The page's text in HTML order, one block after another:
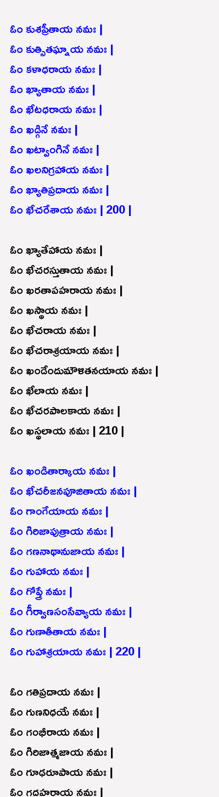
ఓం కుశప్రీతాయ నమః |
ఓం కుత్సితఘ్నాయ నమః |
ఓం కళాధరాయ నమః |
ఓం ఖ్యాతాయ నమః |
ఓం ఖేటధరాయ నమః |
ఓం ఖడ్గినే నమః |
ఓం ఖట్వాంగినే నమః |
ఓం ఖలనిగ్రహాయ నమః |
ఓం ఖ్యాతిప్రదాయ నమః |
ఓం ఖేచరేశాయ నమః | 200 |
ఓం ఖ్యాతేహాయ నమః |
ఓం ఖేచరస్తుతాయ నమః |
ఓం ఖరతాపహరాయ నమః |
ఓం ఖస్థాయ నమః |
ఓం ఖేచరాయ నమః |
ఓం ఖేచరాశ్రయాయ నమః |
ఓం ఖండేందుమౌళితనయాయ నమః |
ఓం ఖేలాయ నమః |
ఓం ఖేచరపాలకాయ నమః |
ఓం ఖస్థలాయ నమః | 210 |
ఓం ఖండితార్కాయ నమః |
ఓం ఖేచరీజనపూజితాయ నమః |
ఓం గాంగేయాయ నమః |
ఓం గిరిజాపుత్రాయ నమః |
ఓం గణనాథానుజాయ నమః |
ఓం గుహాయ నమః |
ఓం గోప్త్రే నమః |
ఓం గీర్వాణసంసేవ్యాయ నమః |
ఓం గుణాతీతాయ నమః |
ఓం గుహాశ్రయాయ నమః | 220 |
ఓం గతిప్రదాయ నమః |
ఓం గుణనిధయే నమః |
ఓం గంభీరాయ నమః |
ఓం గిరిజాత్మజాయ నమః |
ఓం గూఢరూపాయ నమః |
ఓం గదహరాయ నమః |